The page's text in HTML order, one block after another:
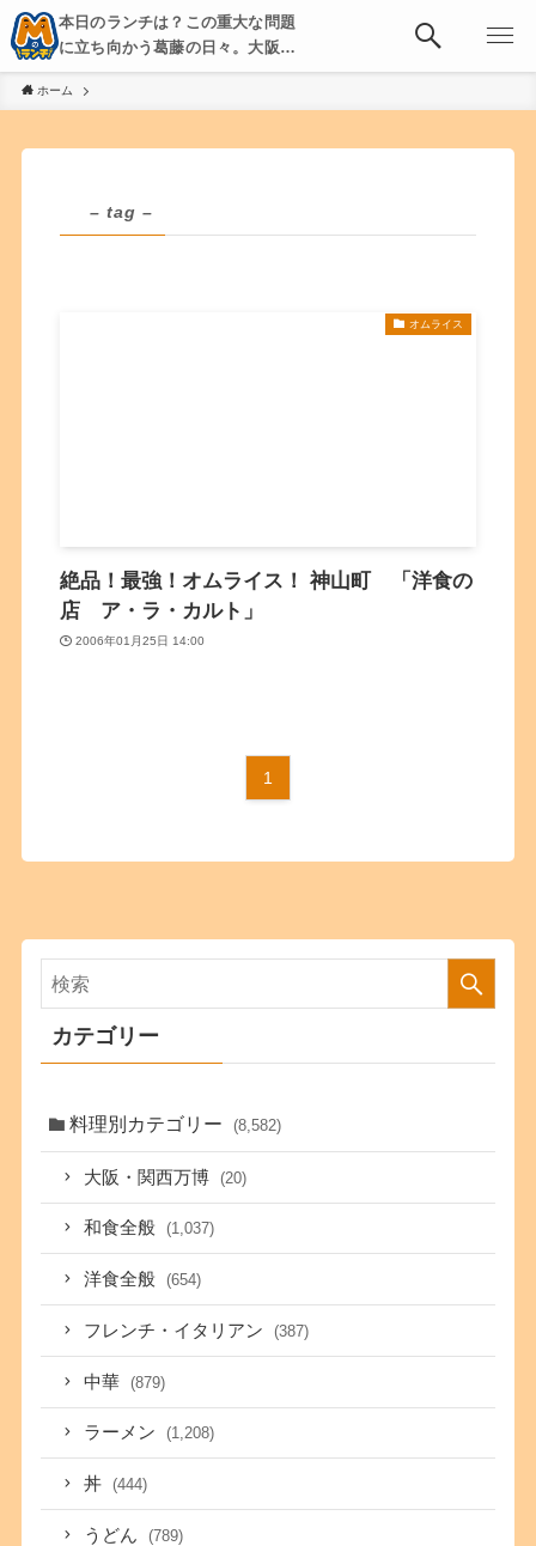
本日のランチは？この重大な問題
に立ち向かう葛藤の日々。大阪・
京都・神戸を中心とした食べ歩
き、飲み歩きを綴る。
ホーム
– tag –
オムライス
絶品！最強！オムライス！ 神山町 「洋食の
店 ア・ラ・カルト」
2006年01月25日 14:00
1
カテゴリー
料理別カテゴリー (8,582)
大阪・関西万博 (20)
和食全般 (1,037)
洋食全般 (654)
フレンチ・イタリアン (387)
中華 (879)
ラーメン (1,208)
丼 (444)
うどん (789)